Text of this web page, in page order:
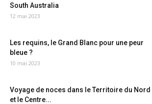
South Australia
12 mai 2023
Les requins, le Grand Blanc pour une peur
bleue ?
10 mai 2023
Voyage de noces dans le Territoire du Nord
et le Centre...